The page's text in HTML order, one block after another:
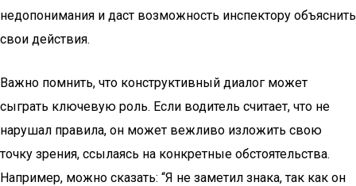
недопонимания и даст возможность инспектору объяснить
свои действия.
Важно помнить, что конструктивный диалог может
сыграть ключевую роль. Если водитель считает, что не
нарушал правила, он может вежливо изложить свою
точку зрения, ссылаясь на конкретные обстоятельства.
Например, можно сказать: “Я не заметил знака, так как он